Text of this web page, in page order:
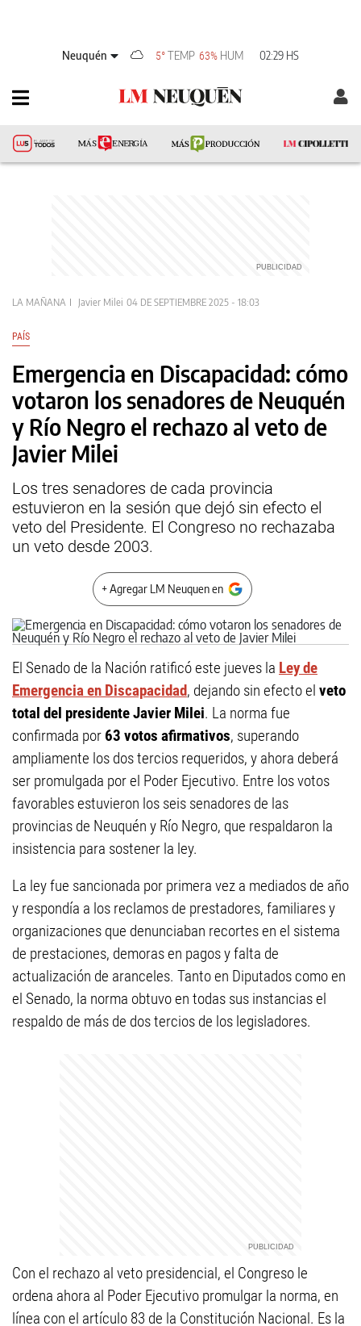
Neuquén 5°TEMP 63% HUM 02:29 HS
LA MAÑANA Javier Milei 04 DE SEPTIEMBRE 2025 - 18:03
PAÍS
Emergencia en Discapacidad: cómo
votaron los senadores de Neuquén
y Río Negro el rechazo al veto de
Javier Milei
Los tres senadores de cada provincia
estuvieron en la sesión que dejó sin efecto el
veto del Presidente. El Congreso no rechazaba
un veto desde 2003.
+ Agregar LM Neuquen en
El Senado de la Nación ratificó este jueves la Ley de
Emergencia en Discapacidad, dejando sin efecto el veto
total del presidente Javier Milei. La norma fue
confirmada por 63 votos afirmativos, superando
ampliamente los dos tercios requeridos, y ahora deberá
ser promulgada por el Poder Ejecutivo. Entre los votos
favorables estuvieron los seis senadores de las
provincias de Neuquén y Río Negro, que respaldaron la
insistencia para sostener la ley.
La ley fue sancionada por primera vez a mediados de año
y respondía a los reclamos de prestadores, familiares y
organizaciones que denunciaban recortes en el sistema
de prestaciones, demoras en pagos y falta de
actualización de aranceles. Tanto en Diputados como en
el Senado, la norma obtuvo en todas sus instancias el
respaldo de más de dos tercios de los legisladores.
Con el rechazo al veto presidencial, el Congreso le
ordena ahora al Poder Ejecutivo promulgar la norma, en
línea con el artículo 83 de la Constitución Nacional. Es la